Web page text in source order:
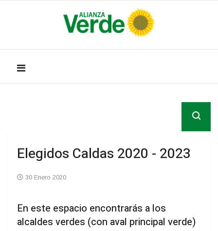
Elegidos Caldas 2020 - 2023
30 Enero 2020
En este espacio encontrarás a los
alcaldes verdes (con aval principal verde)